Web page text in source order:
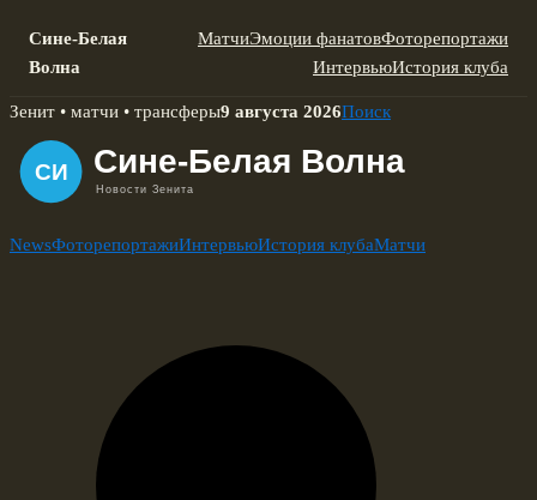
Сине-Белая
Волна
МатчиЭмоции фанатовФоторепортажи
ИнтервьюИстория клуба
Skip
content
Зенит • матчи • трансферы9 августа 2026Поиск
NewsФоторепортажиИнтервьюИстория клубаМатчи